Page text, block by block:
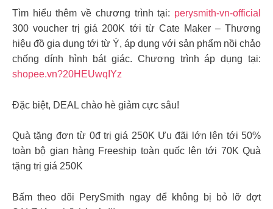
Tìm hiểu thêm về chương trình tại: perysmith-vn-official
300 voucher trị giá 200K tới từ Cate Maker – Thương
hiệu đồ gia dụng tới từ Ý, áp dụng với sản phẩm nồi chảo
chống dính hình bát giác. Chương trình áp dụng tại:
shopee.vn?20HEUwqIYz
Đặc biệt, DEAL chào hè giảm cực sâu!
Quà tặng đơn từ 0đ trị giá 250K Ưu đãi lớn lên tới 50%
toàn bộ gian hàng Freeship toàn quốc lên tới 70K Quà
tặng trị giá 250K
Bấm theo dõi PerySmith ngay để không bị bỏ lỡ đợt